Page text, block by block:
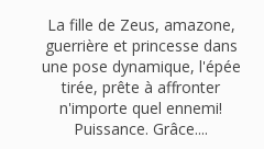
La fille de Zeus, amazone,
guerrière et princesse dans
une pose dynamique, l'épée
tirée, prête à affronter
n'importe quel ennemi!
Puissance. Grâce....